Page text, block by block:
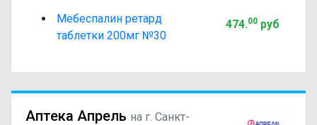
Мебеспалин ретард
таблетки 200мг №30
474.00руб
Аптека Апрель на г. Санкт-